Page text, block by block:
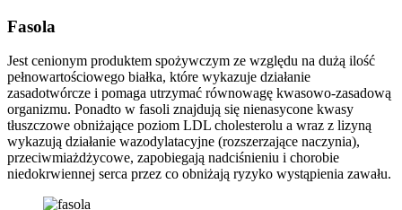
Fasola
Jest cenionym produktem spożywczym ze względu na dużą ilość
pełnowartościowego białka, które wykazuje działanie
zasadotwórcze i pomaga utrzymać równowagę kwasowo-zasadową
organizmu. Ponadto w fasoli znajdują się nienasycone kwasy
tłuszczowe obniżające poziom LDL cholesterolu a wraz z lizyną
wykazują działanie wazodylatacyjne (rozszerzające naczynia),
przeciwmiażdżycowe, zapobiegają nadciśnieniu i chorobie
niedokrwiennej serca przez co obniżają ryzyko wystąpienia zawału.